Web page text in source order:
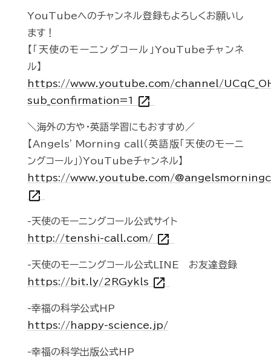
YouTubeへのチャンネル登録もよろしくお願いし
ます！
【「天使のモーニングコール」YouTubeチャンネ
ル】
https://www.youtube.com/channel/
sub_confirmation=1 open_in_new
＼海外の方や・英語学習にもおすすめ／
【Angels' Morning call（英語版「天使のモーニ
ングコール」）YouTubeチャンネル】
https://www.youtube.com/
open_in_new
-天使のモーニングコール公式サイト
http://tenshi-call.com/ open_in_new
-天使のモーニングコール公式LINE お友達登録
https://bit.ly/2RGykls open_in_new
-幸福の科学公式HP
https://happy-science.jp/
-幸福の科学出版公式HP